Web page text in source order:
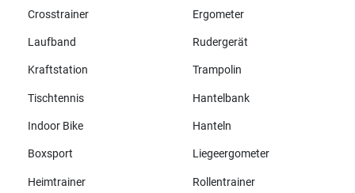
Crosstrainer
Ergometer
Laufband Rudergerät
Kraftstation Trampolin
Tischtennis Hantelbank
Indoor Bike Hanteln
Boxsport Liegeergometer
Heimtrainer Rollentrainer